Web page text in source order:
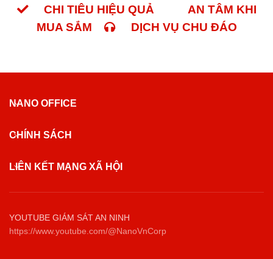
CHI TIÊU HIỆU QUẢ
AN TÂM KHI
MUA SẮM
DỊCH VỤ CHU ĐÁO
NANO OFFICE
CHÍNH SÁCH
LIÊN KẾT MẠNG XÃ HỘI
YOUTUBE GIÁM SÁT AN NINH
https://www.youtube.com/@NanoVnCorp